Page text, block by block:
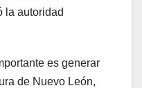
la autoridad
es generar
de Nuevo León,